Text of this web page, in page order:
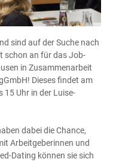
sind auf der Suche nach
schon an für das Job-
in Zusammenarbeit
Dieses findet am
15 Uhr in der Luise-
dabei die Chance,
Arbeitgeberinnen und
Dating können sie sich